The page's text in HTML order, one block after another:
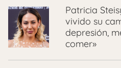
Patricia
vivido su
depresión,
comer»